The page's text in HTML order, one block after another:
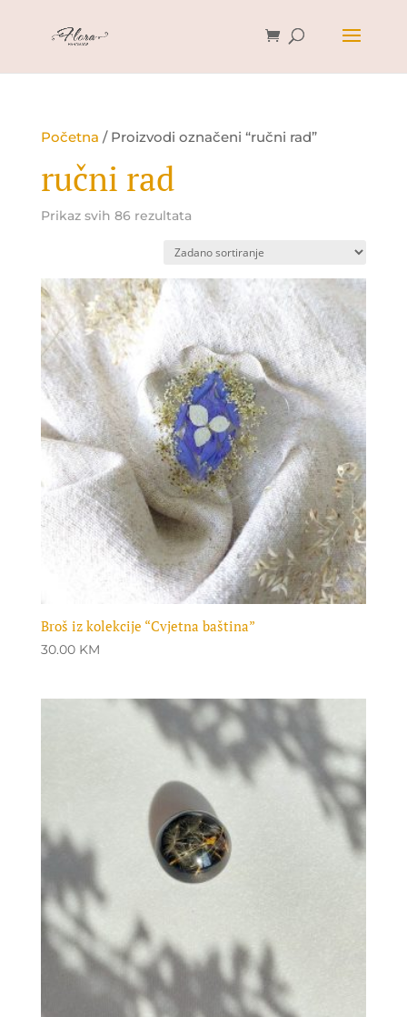
Početna / Proizvodi označeni “ručni rad”
ručni rad
Prikaz svih 86 rezultata
Broš iz kolekcije “Cvjetna baština”
30.00 KM